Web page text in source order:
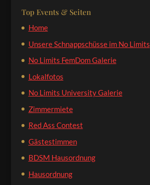
Top Events & Seiten
Home
Unsere Schnappschüsse im No Limits
No Limits FemDom Galerie
Lokalfotos
No Limits University Galerie
Zimmermiete
Red Ass Contest
Gästestimmen
BDSM Hausordnung
Hausordnung